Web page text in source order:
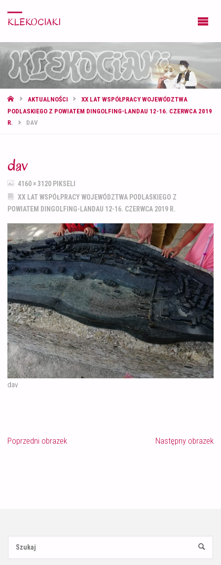
KLEKOCIAKI
STRONA
GŁÓWNA
AKTUALNOŚCI
XX LAT WSPÓŁPRACY WOJEWÓDZTWA
PODLASKIEGO Z POWIATEM DINGOLFING-LANDAU 12-16. CZERWCA 2019
R.
DAV
dav
PEŁNY
ROZMIAR
4160 × 3120 PIKSELI
XX LAT WSPÓŁPRACY WOJEWÓDZTWA PODLASKIEGO Z
POWIATEM DINGOLFING-LANDAU 12-16. CZERWCA 2019 R.
dav
Poprzedni obrazek Następny obrazek
SZUKAJ